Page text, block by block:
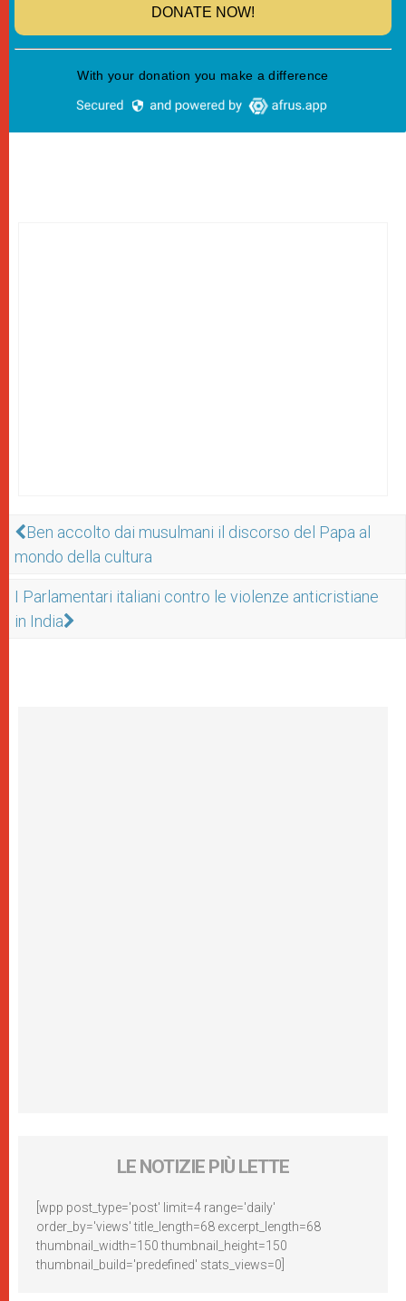
Ben accolto dai musulmani il discorso del Papa al
mondo della cultura
I Parlamentari italiani contro le violenze anticristiane
in India
LE NOTIZIE PIÙ LETTE
[wpp post_type='post' limit=4 range='daily'
order_by='views' title_length=68 excerpt_length=68
thumbnail_width=150 thumbnail_height=150
thumbnail_build='predefined' stats_views=0]